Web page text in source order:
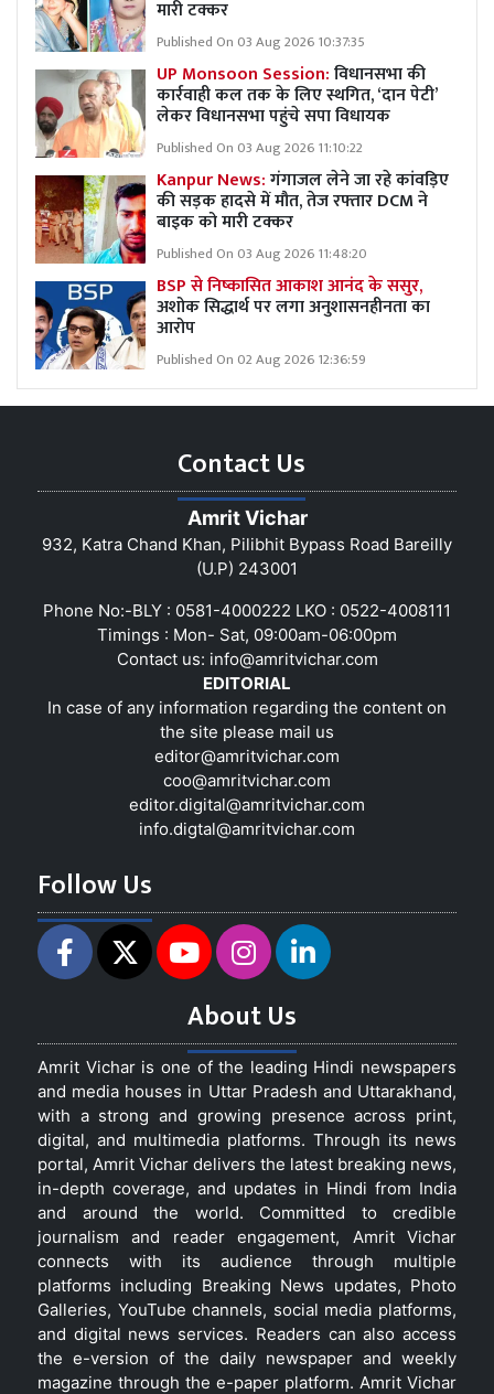
मारी टक्कर
Published On 03 Aug 2026 10:37:35
UP Monsoon Session:विधानसभा की
कार्रवाही कल तक के लिए स्थगित, ‘दान पेटी’
लेकर विधानसभा पहुंचे सपा विधायक
Published On 03 Aug 2026 11:10:22
Kanpur News:गंगाजल लेने जा रहे कांवड़िए
की सड़क हादसे में मौत, तेज रफ्तार DCM ने
बाइक को मारी टक्कर
Published On 03 Aug 2026 11:48:20
BSP से निष्कासित आकाश आनंद के ससुर,
अशोक सिद्धार्थ पर लगा अनुशासनहीनता का
आरोप
Published On 02 Aug 2026 12:36:59
Contact Us
Amrit Vichar
932, Katra Chand Khan, Pilibhit Bypass Road Bareilly
(U.P) 243001
Phone No:-BLY : 0581-4000222 LKO : 0522-4008111
Timings : Mon- Sat, 09:00am-06:00pm
Contact us: info@amritvichar.com
EDITORIAL
In case of any information regarding the content on
the site please mail us
editor@amritvichar.com
coo@amritvichar.com
editor.digital@amritvichar.com
info.digtal@amritvichar.com
Follow Us
About Us
Amrit Vichar is one of the leading Hindi newspapers
and media houses in Uttar Pradesh and Uttarakhand,
with a strong and growing presence across print,
digital, and multimedia platforms. Through its news
portal, Amrit Vichar delivers the latest breaking news,
in-depth coverage, and updates in Hindi from India
and around the world. Committed to credible
journalism and reader engagement, Amrit Vichar
connects with its audience through multiple
platforms including Breaking News updates, Photo
Galleries, YouTube channels, social media platforms,
and digital news services. Readers can also access
the e-version of the daily newspaper and weekly
magazine through the e-paper platform. Amrit Vichar